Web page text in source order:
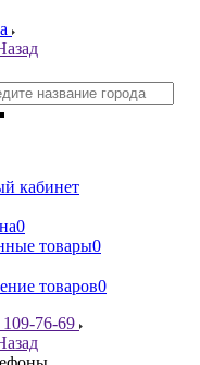
кабинет
0
товары0
товаров0
76-69